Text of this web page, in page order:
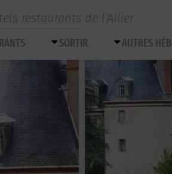
restaurants de l’Allier
SORTIR AUTRES